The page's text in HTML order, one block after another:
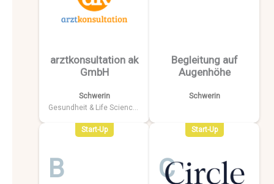
arztkonsultation ak
GmbH
Schwerin
Begleitung auf
Augenhöhe
Schwerin
Start-Up
B
Start-Up
C